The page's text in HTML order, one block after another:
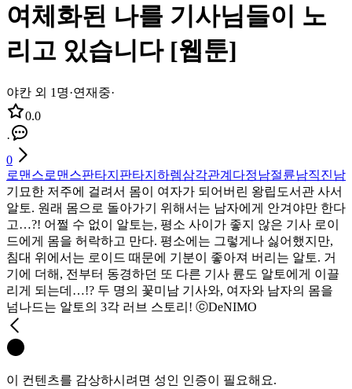
여체화된 나를 기사님들이 노
리고 있습니다 [웹툰]
야칸 외 1명·연재중·
0.0
·
0
로맨스로맨스판타지 판타지 하렘삼각관계 다정남절륜남직진남
기묘한 저주에 걸려서 몸이 여자가 되어버린 왕립도서관 사서
알토. 원래 몸으로 돌아가기 위해서는 남자에게 안겨야만 한다
고…?! 어쩔 수 없이 알토는, 평소 사이가 좋지 않은 기사 로이
드에게 몸을 허락하고 만다. 평소에는 그렇게나 싫어했지만,
침대 위에서는 로이드 때문에 기분이 좋아져 버리는 알토. 거
기에 더해, 전부터 동경하던 또 다른 기사 륜도 알토에게 이끌
리게 되는데…!? 두 명의 꽃미남 기사와, 여자와 남자의 몸을
넘나드는 알토의 3각 러브 스토리! ⓒDeNIMO
이 컨텐츠를 감상하시려면 성인 인증이 필요해요.